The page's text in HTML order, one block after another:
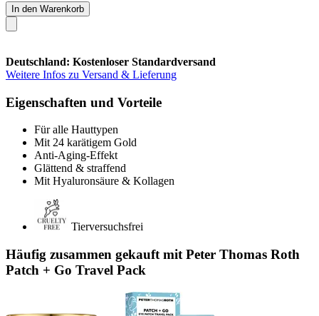
In den Warenkorb
Deutschland: Kostenloser Standardversand
Weitere Infos zu Versand & Lieferung
Eigenschaften und Vorteile
Für alle Hauttypen
Mit 24 karätigem Gold
Anti-Aging-Effekt
Glättend & straffend
Mit Hyaluronsäure & Kollagen
Tierversuchsfrei
Häufig zusammen gekauft mit Peter Thomas Roth
Patch + Go Travel Pack